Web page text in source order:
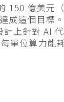
150 億美元
成這個目標
上針對 AI
單位算力能